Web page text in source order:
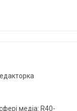
медіа: R40-